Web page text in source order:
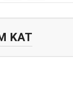
KAT